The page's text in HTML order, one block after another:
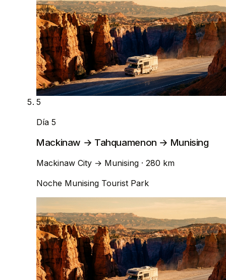
5
Día 5
Mackinaw → Tahquamenon → Munising
Mackinaw City → Munising · 280 km
Noche Munising Tourist Park